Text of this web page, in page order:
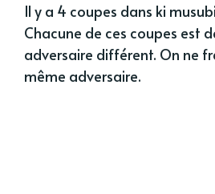
Il y a 4 coupes dans ki
Chacune de ces coupes est
adversaire différent. On ne
même adversaire.